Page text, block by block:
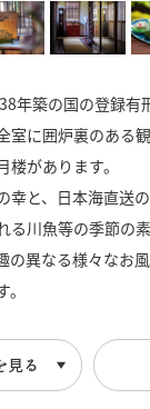
年築の国の登録有
室に囲炉裏のある
楼があります。
幸と、日本海直送
る川魚等の季節の
異なる様々なお
見る